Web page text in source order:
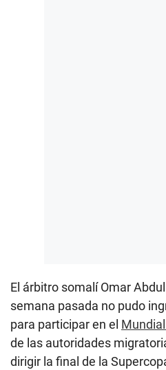
El árbitro somalí Omar
semana pasada no pudo
para participar en el
de las autoridades
dirigir la final de la